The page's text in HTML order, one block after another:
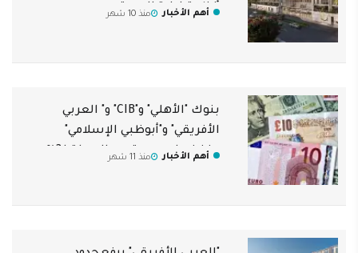
أنظمة إدارة الجودة
أهم الأخبار منذ 10 شهر
بنوك "الأهلي" و"CIB" و" العربي
الأفريقي" و"أبوظبي الإسلامي"
يخفضوا رسوم تدبير العملة لـ3%
أهم الأخبار منذ 11 شهر